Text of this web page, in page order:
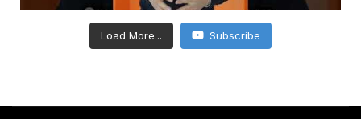
Load More... Subscribe